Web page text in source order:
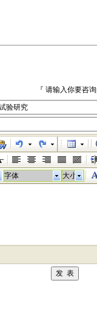
『 请输入你要咨
字体 大小